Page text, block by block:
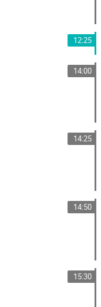
12:25
14:00
14:25
14:50
15:30